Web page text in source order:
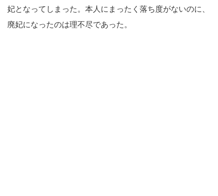
妃となってしまった。本人にまったく落ち度がないのに、
廃妃になったのは理不尽であった。